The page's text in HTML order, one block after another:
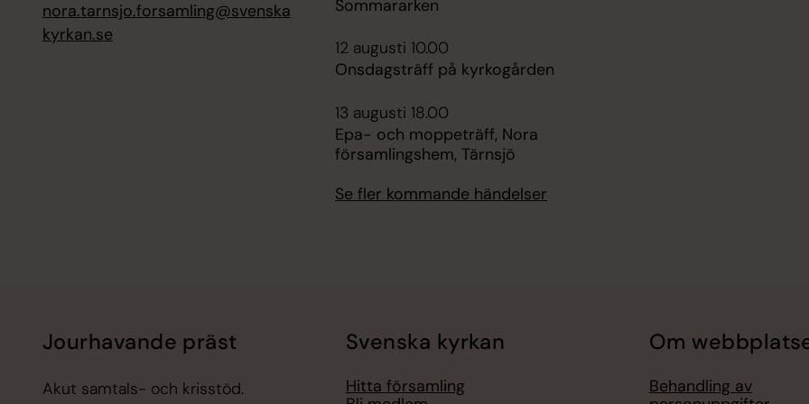
nora.tarnsjo.forsamling@svenska
kyrkan.se
Sommararken
12 augusti 10.00
Onsdagsträff på kyrkogården
13 augusti 18.00
Epa- och moppeträff, Nora
församlingshem, Tärnsjö
Se fler kommande händelser
Jourhavande präst
Akut samtals- och krisstöd.
Svenska kyrkan
Hitta församling
Om
Behandling av